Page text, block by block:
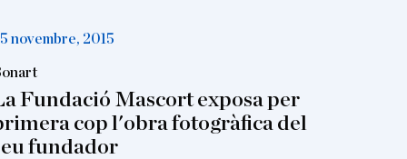
novembre, 2015
Fundació Mascort exposa per
cop l'obra fotogràfica del
fundador